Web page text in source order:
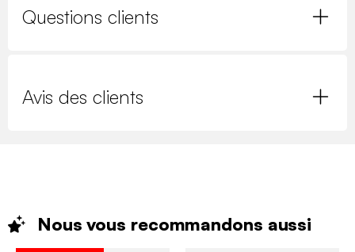
Questions clients
Avis des clients
Nous vous recommandons aussi